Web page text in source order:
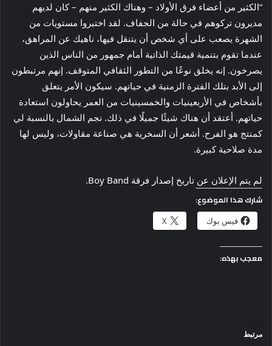
“الكثير من أعضاء فرق الأولاد – وهناك الكثير منهم – كان لديهم
مديرون تركوهم في حالة من الجفاف. لقد اختبروا مستويات من
الشهرة يصعب على أي شخص أن يتنقل فيها، ناهيك عن المراهق،
عندما تقوم بتنمية قيمتك الذاتية أمام جمهور من الناس الذين
يصرخون. إنه يخلق نوعًا من التطور الثقافي المتوقف. إنهم مرتبطون
إلى الأبد بتلك الفترة الزمنية في حياتهم. سيكون الأمر يتعلق
بأشخاص في الأربعينيات والخمسينيات من العمر يحاولون استعادة
حياتهم. أعتقد أن هناك شيئًا جميلًا في ذلك. نجم الشمال بالنسبة لي
كمنتج هو الفرح. أشعر أن السخرية هي صناعة مقاولات، وليس لها
مدة صلاحية كبيرة.
لم يتم الإعلان عن تاريخ إصدار فرقة Boy Band.
شارك هذا الموضوع:
فيس بوك X
معجب بهذه:
مرتبط